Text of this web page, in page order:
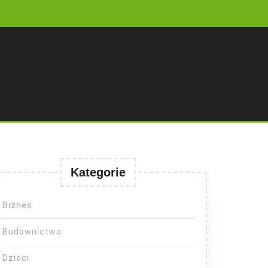
Kategorie
Biznes
Budownictwo
Dzieci